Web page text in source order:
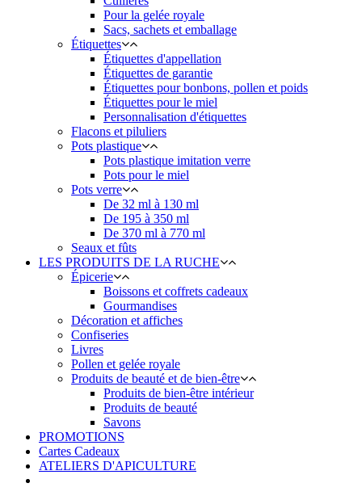
Pour la gelée royale
Sacs, sachets et emballage
Étiquettes
Étiquettes d'appellation
Étiquettes de garantie
Étiquettes pour bonbons, pollen et poids
Étiquettes pour le miel
Personnalisation d'étiquettes
Flacons et piluliers
Pots plastique
Pots plastique imitation verre
Pots pour le miel
Pots verre
De 32 ml à 130 ml
De 195 à 350 ml
De 370 ml à 770 ml
Seaux et fûts
LES PRODUITS DE LA RUCHE
Épicerie
Boissons et coffrets cadeaux
Gourmandises
Décoration et affiches
Confiseries
Livres
Pollen et gelée royale
Produits de beauté et de bien-être
Produits de bien-être intérieur
Produits de beauté
Savons
PROMOTIONS
Cartes Cadeaux
ATELIERS D'APICULTURE